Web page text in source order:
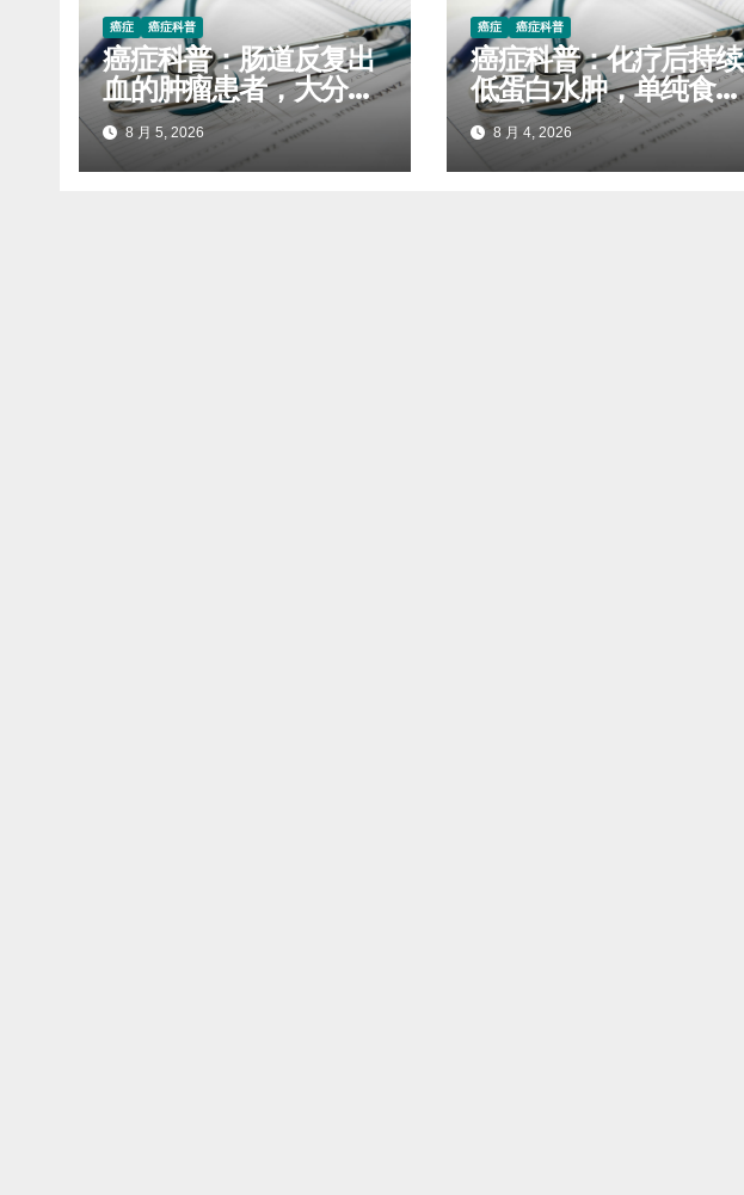
癌症 癌症科普
癌症科普：肠道反复出
血的肿瘤患者，大分子
营养粉会刺激创面加重
出血吗
8 月 5, 2026
癌症 癌症科普
癌症科普：化疗后持续
低蛋白水肿，单纯食补
3个月指标无提升是什
么原因
8 月 4, 2026